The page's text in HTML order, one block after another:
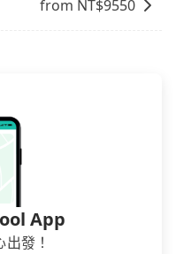
from NT$9550
App
發！